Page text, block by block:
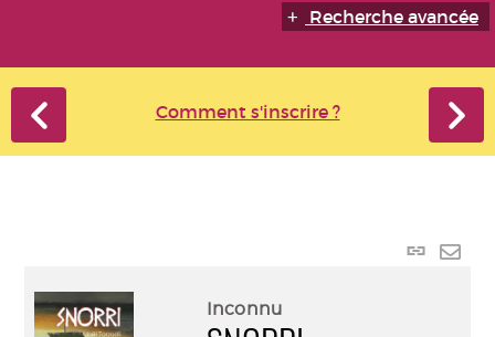
Recherche avancée
Comment s'inscrire ?
Lien
Inconnu